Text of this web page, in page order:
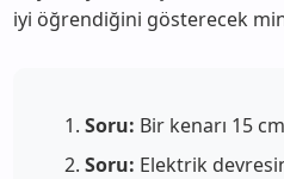
iyi öğrendiğini gösterecek
Soru: Bir kenarı 15
Soru: Elektrik